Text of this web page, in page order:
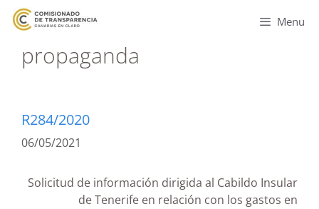
Menu
propaganda
R284/2020
06/05/2021
Solicitud de información dirigida al Cabildo Insular
de Tenerife en relación con los gastos en